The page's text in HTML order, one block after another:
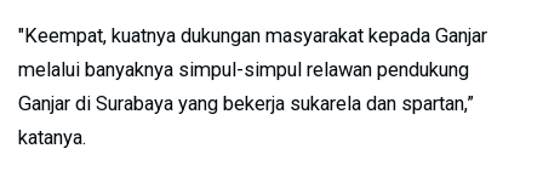
"Keempat, kuatnya dukungan masyarakat kepada Ganjar
melalui banyaknya simpul-simpul relawan pendukung
Ganjar di Surabaya yang bekerja sukarela dan spartan,”
katanya.